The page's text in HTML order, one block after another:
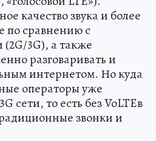
качество звука и более
по сравнению с
3G), а также
разговаривать и
интернетом. Но куда
операторы уже
сети, то есть без VoLTEв
звонки и